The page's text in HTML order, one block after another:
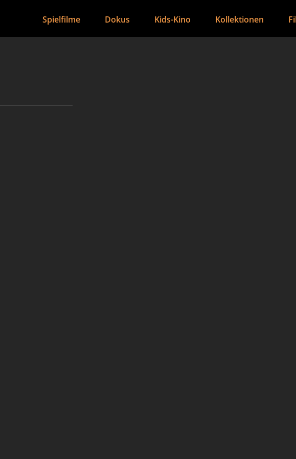
Spielfilme Dokus Kids-Kino Kollektionen